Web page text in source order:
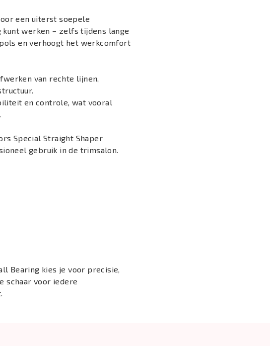
een uiterst soepele
werken – zelfs tijdens lange
en verhoogt het werkcomfort
van rechte lijnen,
en controle, wat vooral
Special Straight Shaper
gebruik in de trimsalon.
Bearing kies je voor precisie,
schaar voor iedere